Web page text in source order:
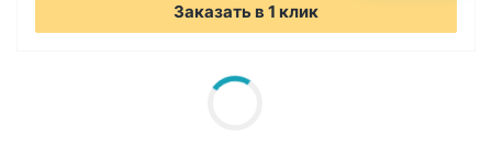
Заказать в 1 клик